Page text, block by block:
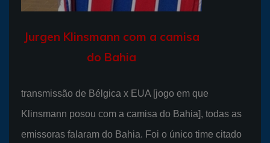
Jurgen Klinsmann com a camisa
do Bahia
transmissão de Bélgica x EUA [jogo em que
Klinsmann posou com a camisa do Bahia], todas as
emissoras falaram do Bahia. Foi o único time citado